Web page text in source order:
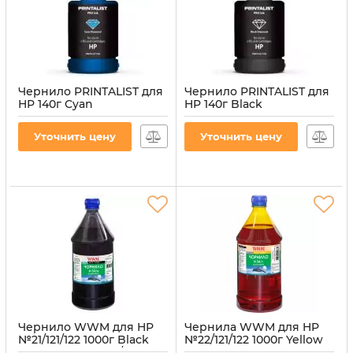
Чернило PRINTALIST для
HP 140г Cyan
водорастворимое (PL-
PL-INK-HP-C
Уточнить цену
Чернило PRINTALIST для
HP 140г Black
водорастворимое (PL-
PL-INK-HP-B
Уточнить цену
Чернило WWM для HP
№21/121/122 1000г Black
Чернила WWM для HP
№22/121/122 1000г Yellow